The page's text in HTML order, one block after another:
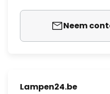
Neem
Lampen24.be